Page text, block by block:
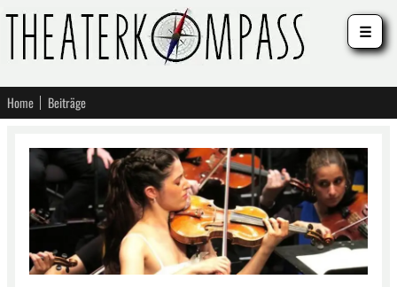
Home Beiträge
☰